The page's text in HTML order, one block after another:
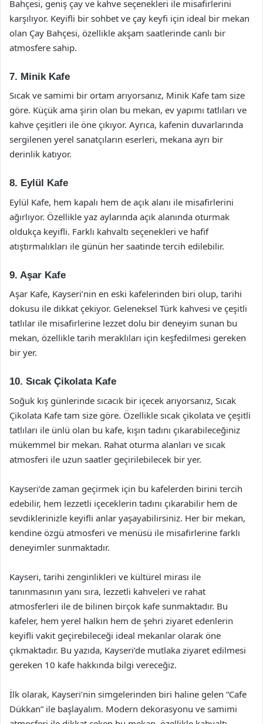
Bahçesi, geniş çay ve kahve seçenekleri ile misafirlerini
karşılıyor. Keyifli bir sohbet ve çay keyfi için ideal bir mekan
olan Çay Bahçesi, özellikle akşam saatlerinde canlı bir
atmosfere sahip.
7. Minik Kafe
Sıcak ve samimi bir ortam arıyorsanız, Minik Kafe tam size
göre. Küçük ama şirin olan bu mekan, ev yapımı tatlıları ve
kahve çeşitleri ile öne çıkıyor. Ayrıca, kafenin duvarlarında
sergilenen yerel sanatçıların eserleri, mekana ayrı bir
derinlik katıyor.
8. Eylül Kafe
Eylül Kafe, hem kapalı hem de açık alanı ile misafirlerini
ağırlıyor. Özellikle yaz aylarında açık alanında oturmak
oldukça keyifli. Farklı kahvaltı seçenekleri ve hafif
atıştırmalıkları ile günün her saatinde tercih edilebilir.
9. Aşar Kafe
Aşar Kafe, Kayseri’nin en eski kafelerinden biri olup, tarihi
dokusu ile dikkat çekiyor. Geleneksel Türk kahvesi ve çeşitli
tatlılar ile misafirlerine lezzet dolu bir deneyim sunan bu
mekan, özellikle tarih meraklıları için keşfedilmesi gereken
bir yer.
10. Sıcak Çikolata Kafe
Soğuk kış günlerinde sıcacık bir içecek arıyorsanız, Sıcak
Çikolata Kafe tam size göre. Özellikle sıcak çikolata ve çeşitli
tatlıları ile ünlü olan bu kafe, kışın tadını çıkarabileceğiniz
mükemmel bir mekan. Rahat oturma alanları ve sıcak
atmosferi ile uzun saatler geçirilebilecek bir yer.
Kayseri’de zaman geçirmek için bu kafelerden birini tercih
edebilir, hem lezzetli içeceklerin tadını çıkarabilir hem de
sevdiklerinizle keyifli anlar yaşayabilirsiniz. Her bir mekan,
kendine özgü atmosferi ve menüsü ile misafirlerine farklı
deneyimler sunmaktadır.
Kayseri, tarihi zenginlikleri ve kültürel mirası ile
tanınmasının yanı sıra, lezzetli kahveleri ve rahat
atmosferleri ile de bilinen birçok kafe sunmaktadır. Bu
kafeler, hem yerel halkın hem de şehri ziyaret edenlerin
keyifli vakit geçirebileceği ideal mekanlar olarak öne
çıkmaktadır. Bu yazıda, Kayseri’de mutlaka ziyaret edilmesi
gereken 10 kafe hakkında bilgi vereceğiz.
İlk olarak, Kayseri’nin simgelerinden biri haline gelen “Cafe
Dükkan” ile başlayalım. Modern dekorasyonu ve samimi